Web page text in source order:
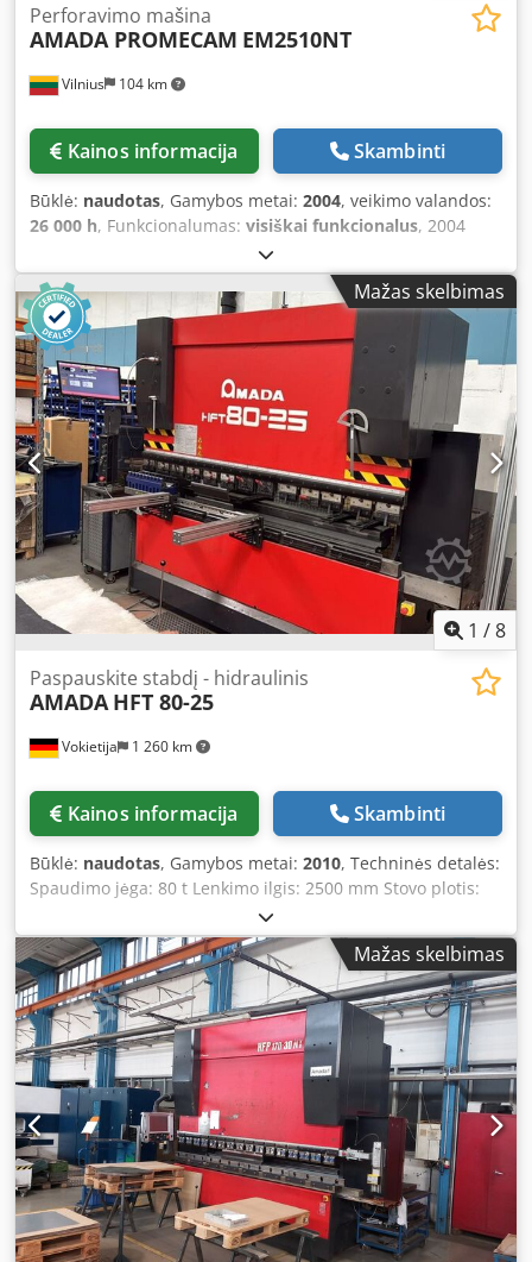
Vilnius 104 km
Perforavimo mašina
AMADA PROMECAM EM2510NT
Kainos informacija Skambinti
Būklė: naudotas, Gamybos metai: 2004, veikimo valandos:
26 000 h, Funkcionalumas: visiškai funkcionalus, 2004
metų AMADA EM2510NT. Perforavimo mašina yra geros
būklės, visuomet laiku aptarnauta Amada serviso atstovų.
Pridedama visa dokumentacija, serviso raportai. Neseniai
keistas bugno enkoderis. Įrenginys parduodamas su
programinė įranga ir įrankiais. Perforavimo mašina
prijungta, galima išbandyti, inspektuoti. Specifikacija:
Metai: 2004.07 Pagaminta: Prancūzija Veikimo laikas
valandomis: 26 426 Maitinimo valandos: 65 006 Dodpst Hg
Acefx Apnock Programinė įranga: Valdymo blokas: AMADA
AMNC-F Perforavimo jėga: 20 tonų Stotys: 45 Įrankiai:
parduodama su įrankių Metalo ilgis: 2500 mm. Metalo
plotis: 1270 mm. Lakšto storis: 3,2 mm. Metalo pločio
keitimas: 5000 mm. Ruošinio svoris: 150 kg. Matmenys: P
6080 x P 5120 x A2318 mm Svoris: 16 500 kg Vieta: Lietuva
Galima išbandyti: Taip Jei turėsite daugiau klausimų, mielai
atsakysime.
Mažas skelbimas
1 /8
Vokietija 1 260 km
Paspauskite stabdį - hidraulinis
AMADA HFT 80-25
Kainos informacija Skambinti
Būklė: naudotas, Gamybos metai: 2010, Techninės detalės:
Spaudimo jėga: 80 t Lenkimo ilgis: 2500 mm Stovo plotis:
2125 mm Stūklio eiga – maks.: 200 mm Skardos storis: 6
mm Bendrasis energijos poreikis: 9 kW Darbinis slėgis: 275
bar Išsikišimas: 420 mm Greitasis judėjimas: 100 mm/s
Darbinis greitis: 10 mm/s Apytikslis mašinos svoris: 5,8 t
Apytikslis užimamas plotas: 3,8 x 2,4 x 2,95 m CNC
valdomas lenkimo presas, valdomos ašys Y1, Y2, X1, R,
priedų spinta su įranga, Dedpfxozpaqfo Apnock mažai
naudotas.
Mažas skelbimas